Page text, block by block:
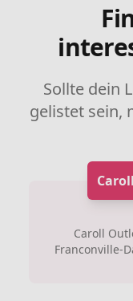
Sollte dein
gelistet sein,
Caroll
Franconville-